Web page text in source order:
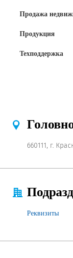
Продажа
Продукция
Техподдержка
660111, г.
Реквизиты